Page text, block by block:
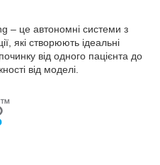
– це автономні системи з
які створюють ідеальні
від одного пацієнта до
від моделі.